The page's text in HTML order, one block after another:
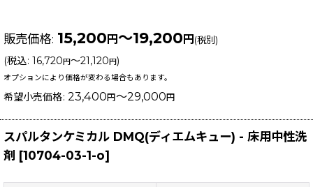
販売価格: 15,200 円 ～19,200 円 (税別)
(税込: 16,720円～21,120円)
オプションにより価格が変わる場合もあります。
希望小売価格: 23,400 円 ～29,000 円
スパルタンケミカル DMQ(ディエムキュー) - 床用中性洗
剤 [10704-03-1-o]